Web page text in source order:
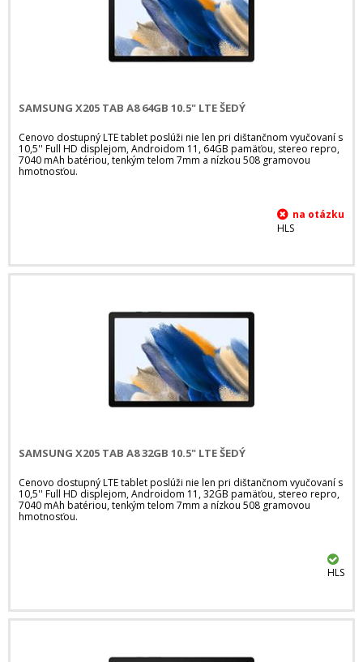
SAMSUNG X205 TAB A8 64GB 10.5" LTE ŠEDÝ
Cenovo dostupný LTE tablet poslúži nie len pri dištančnom vyučovaní s
10,5'' Full HD displejom, Androidom 11, 64GB pamäťou, stereo repro,
7040 mAh batériou, tenkým telom 7mm a nízkou 508 gramovou
hmotnosťou.
HLS
SAMSUNG X205 TAB A8 32GB 10.5" LTE ŠEDÝ
Cenovo dostupný LTE tablet poslúži nie len pri dištančnom vyučovaní s
10,5'' Full HD displejom, Androidom 11, 32GB pamäťou, stereo repro,
7040 mAh batériou, tenkým telom 7mm a nízkou 508 gramovou
hmotnosťou.
HLS